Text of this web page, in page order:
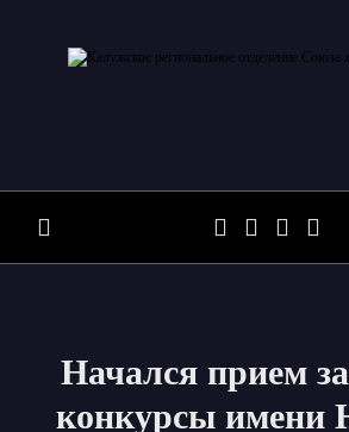
Начался прием
конкурсы имени